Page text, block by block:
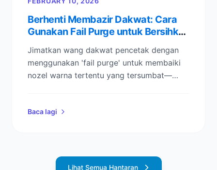
Berhenti Membazir Dakwat: Cara
Gunakan Fail Purge untuk Bersihkan
Jimatkan wang dakwat pencetak dengan
menggunakan 'fail purge' untuk membaiki
nozel warna tertentu yang tersumbat—
Baca lagi
Lihat Semua Hantaran